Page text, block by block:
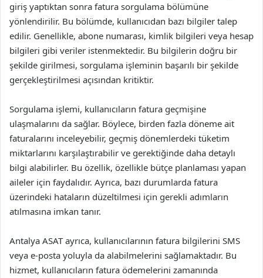
giriş yaptıktan sonra fatura sorgulama bölümüne
yönlendirilir. Bu bölümde, kullanıcıdan bazı bilgiler talep
edilir. Genellikle, abone numarası, kimlik bilgileri veya hesap
bilgileri gibi veriler istenmektedir. Bu bilgilerin doğru bir
şekilde girilmesi, sorgulama işleminin başarılı bir şekilde
gerçekleştirilmesi açısından kritiktir.
Sorgulama işlemi, kullanıcıların fatura geçmişine
ulaşmalarını da sağlar. Böylece, birden fazla döneme ait
faturalarını inceleyebilir, geçmiş dönemlerdeki tüketim
miktarlarını karşılaştırabilir ve gerektiğinde daha detaylı
bilgi alabilirler. Bu özellik, özellikle bütçe planlaması yapan
aileler için faydalıdır. Ayrıca, bazı durumlarda fatura
üzerindeki hataların düzeltilmesi için gerekli adımların
atılmasına imkan tanır.
Antalya ASAT ayrıca, kullanıcılarının fatura bilgilerini SMS
veya e-posta yoluyla da alabilmelerini sağlamaktadır. Bu
hizmet, kullanıcıların fatura ödemelerini zamanında